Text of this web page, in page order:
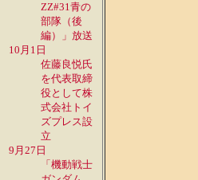
ZZ#31青の
部隊（後
編）」放送
10月1日
佐藤良悦氏
を代表取締
役として株
式会社トイ
ズプレス設
立
9月27日
「機動戦士